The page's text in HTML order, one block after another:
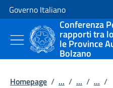
Vai al contenuto
Vai alla navigazione del sito
Governo Italiano
Conferenza
rapporti tra
le Province
Bolzano
Homepage / ... / ... / ... /